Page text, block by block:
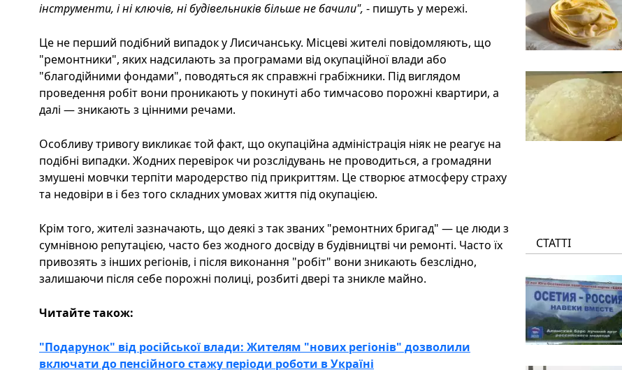
інструменти, і ні ключів, ні будівельників більше не бачили", - пишуть у мережі.
Це не перший подібний випадок у Лисичанську. Місцеві жителі повідомляють, що
"ремонтники", яких надсилають за програмами від окупаційної влади або
"благодійними фондами", поводяться як справжні грабіжники. Під виглядом
проведення робіт вони проникають у покинуті або тимчасово порожні квартири, а
далі — зникають з цінними речами.
Особливу тривогу викликає той факт, що окупаційна адміністрація ніяк не реагує на
подібні випадки. Жодних перевірок чи розслідувань не проводиться, а громадяни
змушені мовчки терпіти мародерство під прикриттям. Це створює атмосферу страху
та недовіри в і без того складних умовах життя під окупацією.
Крім того, жителі зазначають, що деякі з так званих "ремонтних бригад" — це люди з
сумнівною репутацією, часто без жодного досвіду в будівництві чи ремонті. Часто їх
привозять з інших регіонів, і після виконання "робіт" вони зникають безслідно,
залишаючи після себе порожні полиці, розбиті двері та зникле майно.
Читайте також:
"Подарунок" від російської влади: Жителям "нових регіонів" дозволили
включати до пенсійного стажу періоди роботи в Україні
СТАТТІ